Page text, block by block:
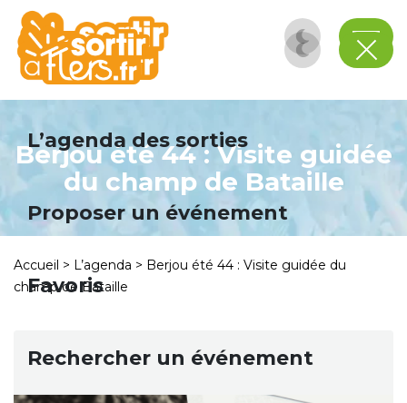
L’agenda des sorties
Proposer un événement
Favoris
Rechercher un événement
Berjou été 44 : Visite guidée
du champ de Bataille
Accueil > L’agenda > Berjou été 44 : Visite guidée du
champ de Bataille
Panneau de gestion des cookies